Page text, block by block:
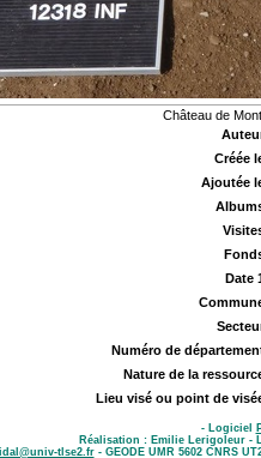
Château de
Créée
Ajoutée
Date
Numéro de
Nature de la
Lieu visé ou point de
- Logiciel
Réalisation : Emilie Lerigoleur -
tlse2.fr- GEODE UMR 5602 CNRS